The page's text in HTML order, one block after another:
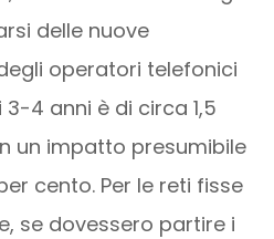
delle nuove
operatori telefonici
4 anni è di circa 1,5
un impatto presumibile
cento. Per le reti fisse
se dovessero partire i